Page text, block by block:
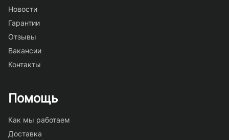
Новости
Гарантии
Отзывы
Вакансии
Контакты
Помощь
Как мы работаем
Доставка